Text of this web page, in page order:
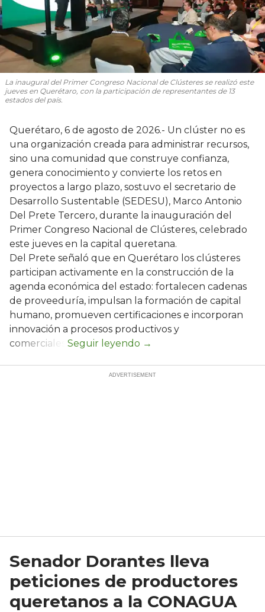
La inaugural del Primer Congreso Nacional de Clústeres se realizó este
jueves en Querétaro, con la participación de representantes de 13
estados del país.
Querétaro, 6 de agosto de 2026.- Un clúster no es
una organización creada para administrar recursos,
sino una comunidad que construye confianza,
genera conocimiento y convierte los retos en
proyectos a largo plazo, sostuvo el secretario de
Desarrollo Sustentable (SEDESU), Marco Antonio
Del Prete Tercero, durante la inauguración del
Primer Congreso Nacional de Clústeres, celebrado
este jueves en la capital queretana.
Del Prete señaló que en Querétaro los clústeres
participan activamente en la construcción de la
agenda económica del estado: fortalecen cadenas
de proveeduría, impulsan la formación de capital
humano, promueven certificaciones e incorporan
innovación a procesos productivos y
comerciales.
Senador Dorantes lleva
peticiones de productores
queretanos a la CONAGUA